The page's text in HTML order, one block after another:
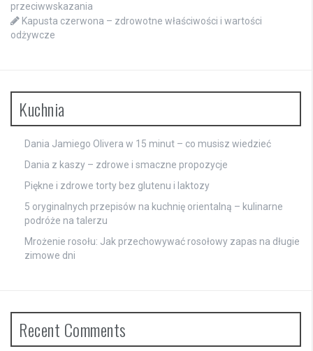
przeciwwskazania
Kapusta czerwona – zdrowotne właściwości i wartości
odżywcze
Kuchnia
Dania Jamiego Olivera w 15 minut – co musisz wiedzieć
Dania z kaszy – zdrowe i smaczne propozycje
Piękne i zdrowe torty bez glutenu i laktozy
5 oryginalnych przepisów na kuchnię orientalną – kulinarne
podróże na talerzu
Mrożenie rosołu: Jak przechowywać rosołowy zapas na długie
zimowe dni
Recent Comments